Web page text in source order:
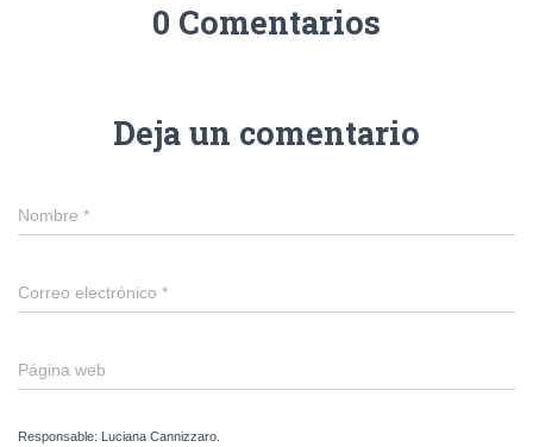
0 Comentarios
Deja un comentario
Nombre *
Correo electrónico *
Página web
Responsable: Luciana Cannizzaro.